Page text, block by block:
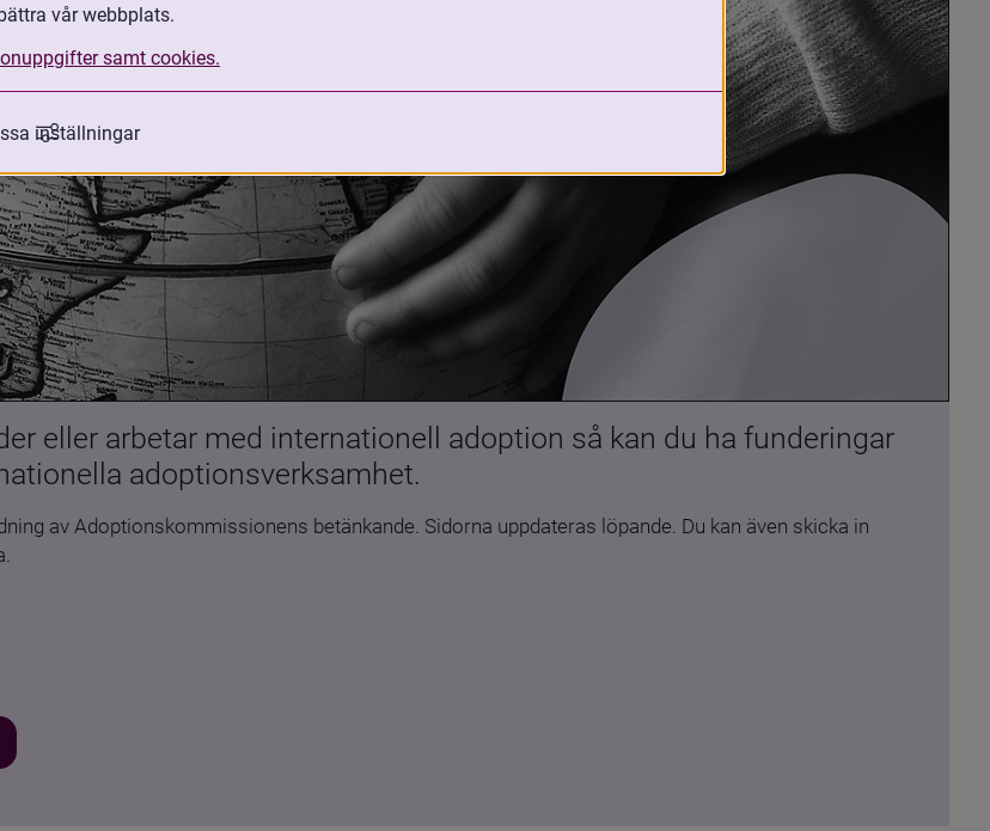
eller arbetar med internationell adoption så kan du ha funderingar
adoptionsverksamhet.
av Adoptionskommissionens betänkande. Sidorna uppdateras löpande. Du kan även skicka in
vår webbplats.
samt cookies.
inställningar